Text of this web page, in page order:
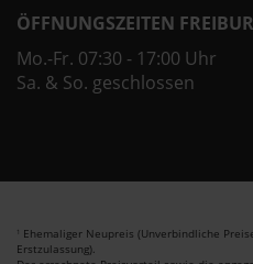
ÖFFNUNGSZEITEN
Mo.-Fr. 07:30 - 17:00 Uhr
Sa. & So. geschlossen
1 Ehemaliger Neupreis (Unverbindliche
Erstzulassung).